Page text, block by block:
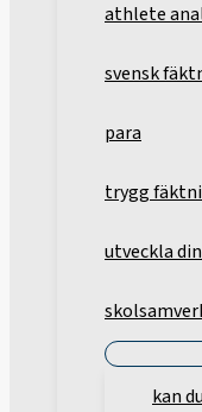
athlete
svensk
para
trygg
utveckla
kan